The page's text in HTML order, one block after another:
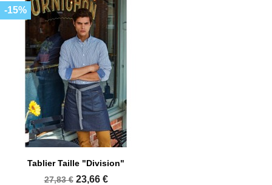
Tablier Taille "Division"
27,83 € 23,66 €
-15%